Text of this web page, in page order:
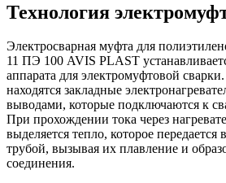
Технология
Электросварная муфта для
11 ПЭ 100 AVIS PLAST
аппарата для электромуфтовой
находятся закладные
выводами, которые подключаются к
При прохождении тока через
выделяется тепло, которое
трубой, вызывая их плавление и
соединения.